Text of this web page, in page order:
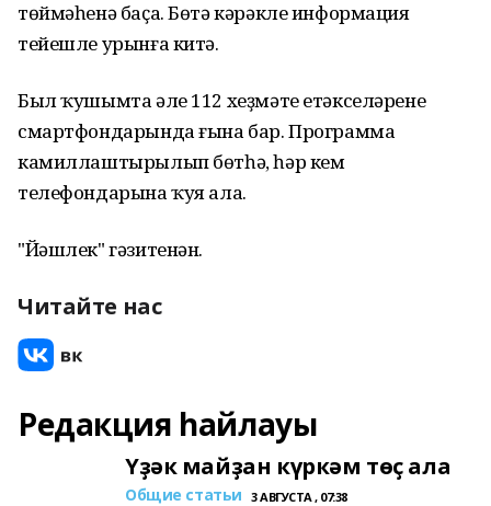
төймәһенә баҫа. Бөтә кәрәкле информация
тейешле урынға китә.
Был ҡушымта әле 112 хеҙмәте етәкселәренең
смартфондарында ғына бар. Программа
камиллаштырылып бөтһә, һәр кем
телефондарына ҡуя ала.
"Йәшлек" гәзитенән.
Читайте нас
Редакция һайлауы
Үҙәк майҙан күркәм төҫ ала
Общие статьи 3 АВГУСТА , 07:38